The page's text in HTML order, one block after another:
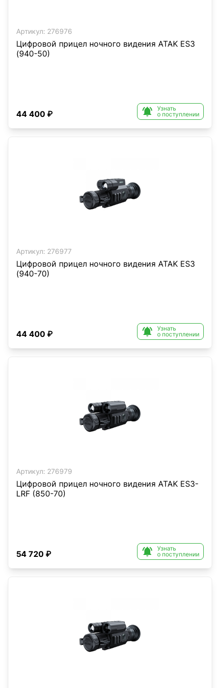
Артикул: 276976
Цифровой прицел ночного видения ATAK ES3
(940-50)
44 400 ₽ 
Узнать
о поступлении
Артикул: 276977
Цифровой прицел ночного видения ATAK ES3
(940-70)
44 400 ₽ 
Узнать
о поступлении
Артикул: 276979
Цифровой прицел ночного видения ATAK ES3-
LRF (850-70)
54 720 ₽ 
Узнать
о поступлении